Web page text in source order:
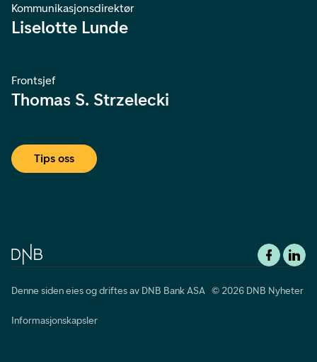
Kommunikasjonsdirektør
Liselotte Lunde
Frontsjef
Thomas S. Strzelecki
Tips oss
Denne siden eies og driftes av DNB Bank ASA © 2026 DNB Nyheter
Informasjonskapsler